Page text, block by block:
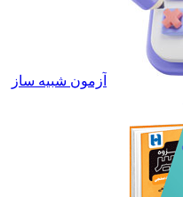
آزمون شبیه ساز